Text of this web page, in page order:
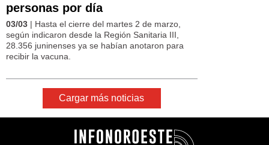
personas por día
03/03 | Hasta el cierre del martes 2 de marzo,
según indicaron desde la Región Sanitaria III,
28.356 juninenses ya se habían anotaron para
recibir la vacuna.
Cargar más noticias